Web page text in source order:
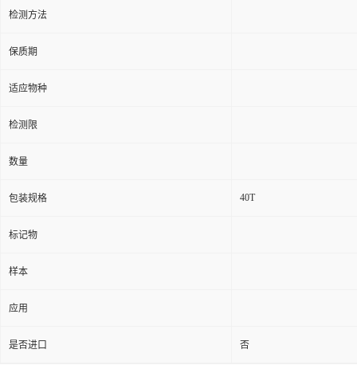
检测方法
保质期
适应物种
检测限
数量
包装规格 40T
标记物
样本
应用
是否进口 否